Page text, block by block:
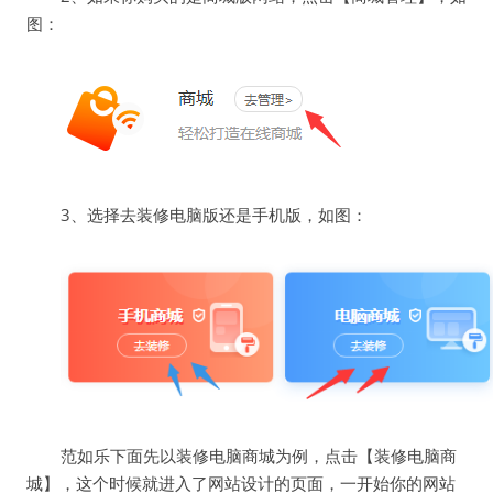
图：
3、选择去装修电脑版还是手机版，如图：
范如乐下面先以装修电脑商城为例，点击【装修电脑商
城】，这个时候就进入了网站设计的页面，一开始你的网站